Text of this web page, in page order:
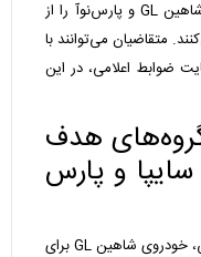
خود، طرح مشارکت در تولید دو محصول شاهین GL و پارس‌نوآ را از
۱۴۰۵ اجرایی می‌کنند. متقاضیان می‌توانند با
ضوابط اعلامی، در این
هدف
و پارس
طبق اعلام رسمی، در این دوره از پیش‌فروش، خودروی شاهین GL برای